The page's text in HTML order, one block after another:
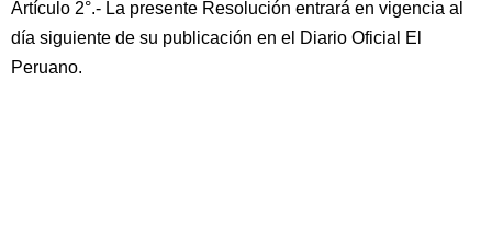
Artículo 2°.- La presente Resolución entrará en vigencia al
día siguiente de su publicación en el Diario Oficial El
Peruano.